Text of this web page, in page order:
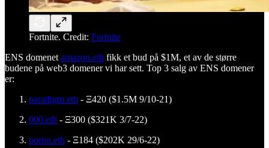
Fortnite. Credit: Fortnite
ENS domenet amazon.eth fikk et bud på $1M, et av de større
budene på web3 domener vi har sett. Top 3 salg av ENS domener
er:
paradigm.eth - Ξ420 ($1.5M 9/10-21)
000.eth - Ξ300 ($321K 3/7-22)
porno.eth - Ξ184 ($202K 29/6-22)